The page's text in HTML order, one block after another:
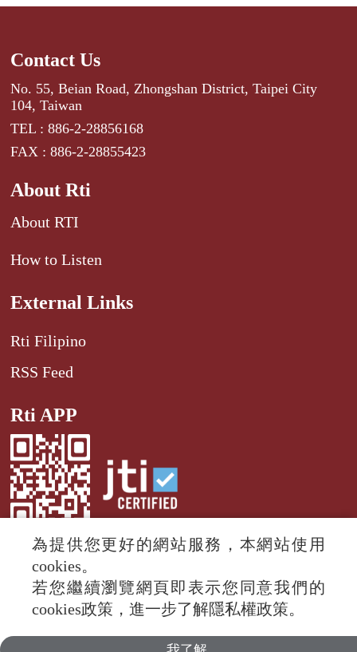
Contact Us
No. 55, Beian Road, Zhongshan District, Taipei City
104, Taiwan
TEL : 886-2-28856168
FAX : 886-2-28855423
About Rti
About RTI
How to Listen
External Links
Rti Filipino
RSS Feed
Rti APP
© 2024 RTI (Radio Taiwan International).
All rights reserved.
為提供您更好的網站服務，本網站使用
cookies。
若您繼續瀏覽網頁即表示您同意我們的
cookies政策，進一步了解隱私權政策。